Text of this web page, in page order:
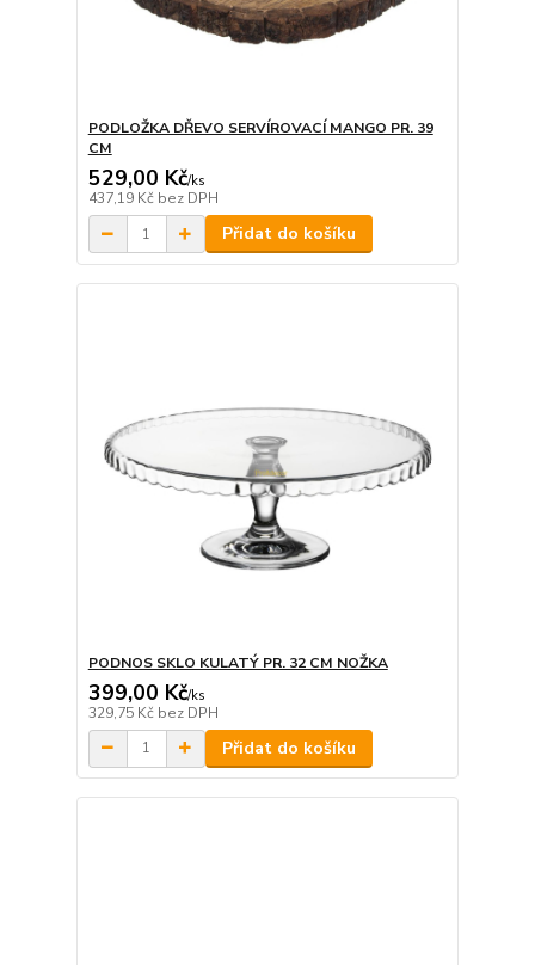
PODLOŽKA DŘEVO SERVÍROVACÍ MANGO PR. 39
CM
529,00 Kč/ks
437,19 Kč bez DPH
Přidat do košíku
PODNOS SKLO KULATÝ PR. 32 CM NOŽKA
399,00 Kč/ks
329,75 Kč bez DPH
Přidat do košíku